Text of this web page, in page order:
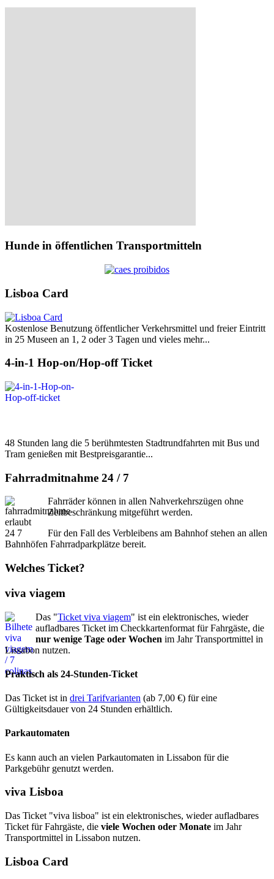
Hunde in öffentlichen Transportmitteln
Lisboa Card
Kostenlose Benutzung öffentlicher Verkehrsmittel und freier Eintritt
in 25 Museen an 1, 2 oder 3 Tagen und vieles mehr...
4-in-1 Hop-on/Hop-off Ticket
48 Stunden lang die 5 berühmtesten Stadtrundfahrten mit Bus und
Tram genießen mit Bestpreisgarantie...
Fahrradmitnahme 24 / 7
Fahrräder können in allen Nahverkehrszügen ohne
Zeitbeschränkung mitgeführt werden.
Für den Fall des Verbleibens am Bahnhof stehen an allen
Bahnhöfen Fahrradparkplätze bereit.
Welches Ticket?
viva viagem
Das "Ticket viva viagem" ist ein elektronisches, wieder
aufladbares Ticket im Checkkartenformat für Fahrgäste, die
nur wenige Tage oder Wochen im Jahr Transportmittel in
Lissabon nutzen.
Praktisch als 24-Stunden-Ticket
Das Ticket ist in drei Tarifvarianten (ab 7,00 €) für eine
Gültigkeitsdauer von 24 Stunden erhältlich.
Parkautomaten
Es kann auch an vielen Parkautomaten in Lissabon für die
Parkgebühr genutzt werden.
viva Lisboa
Das Ticket "viva lisboa" ist ein elektronisches, wieder aufladbares
Ticket für Fahrgäste, die viele Wochen oder Monate im Jahr
Transportmittel in Lissabon nutzen.
Lisboa Card